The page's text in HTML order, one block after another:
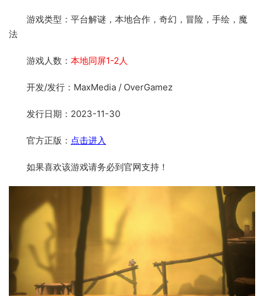
游戏类型：平台解谜，本地合作，奇幻，冒险，手绘，魔
法
游戏人数： 本地同屏1-2人
开发/发行：MaxMedia / OverGamez
发行日期：2023-11-30
官方正版： 点击进入
如果喜欢该游戏请务必到官网支持！